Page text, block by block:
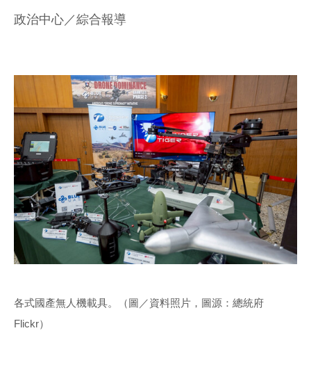
政治中心／綜合報導
各式國產無人機載具。（圖／資料照片，圖源：總統府
Flickr）